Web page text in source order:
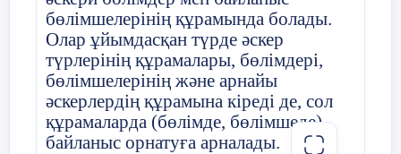
бөлімшелерінің құрамында болады.
Олар ұйымдасқан түрде әскер
түрлерінің құрамалары, бөлімдері,
бөлімшелерінің және арнайы
әскерлердің құрамына кіреді де, сол
құрамаларда (бөлімде, бөлімшеде)
байланыс орнатуға арналады.